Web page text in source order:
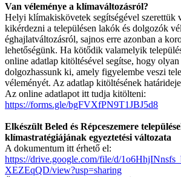
Van véleménye a klímaváltozásról?
Helyi klímakiskövetek segítségével szerettük
kikérdezni a településen lakók és dolgozók
éghajlatváltozásról, sajnos erre azonban a
lehetőségünk. Ha kötődik valamelyik
online adatlap kitöltésével segítse, hogy
dolgozhassunk ki, amely figyelembe veszi
véleményét. Az adatlap kitöltésének
Az online adatlapot itt tudja kitölteni:
https://forms.gle/bgFVXfPN9T1JBJ5d8
Elkészült Beled és Répceszemere
klímastratégiájának egyeztetési változata
A dokumentum itt érhető el:
https://drive.google.com/file/d/
XEZEqQD/view?usp=sharing